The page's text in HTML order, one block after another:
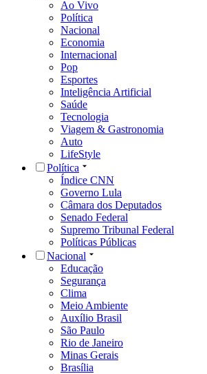
Ao Vivo
Política
Nacional
Economia
Internacional
Pop
Esportes
Inteligência Artificial
Saúde
Tecnologia
Viagem & Gastronomia
Auto
LifeStyle
Política
Índice CNN
Governo Lula
Câmara dos Deputados
Senado Federal
Supremo Tribunal Federal
Políticas Públicas
Nacional
Educação
Segurança
Clima
Meio Ambiente
Auxílio Brasil
São Paulo
Rio de Janeiro
Minas Gerais
Brasília